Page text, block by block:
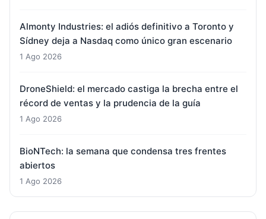
Almonty Industries: el adiós definitivo a Toronto y
Sídney deja a Nasdaq como único gran escenario
1 Ago 2026
DroneShield: el mercado castiga la brecha entre el
récord de ventas y la prudencia de la guía
1 Ago 2026
BioNTech: la semana que condensa tres frentes
abiertos
1 Ago 2026